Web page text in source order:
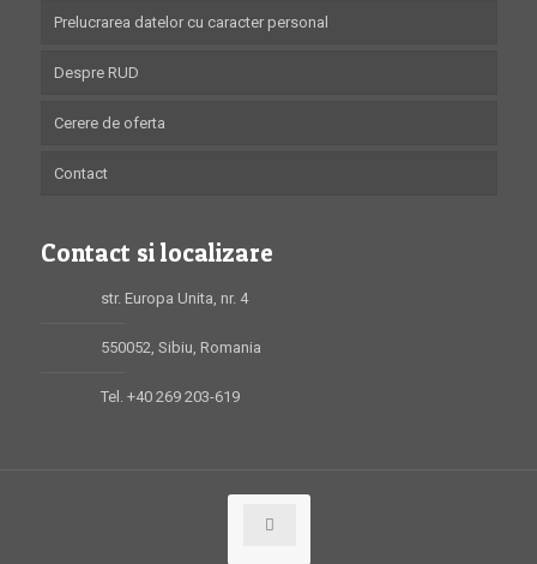
Prelucrarea datelor cu caracter personal
Despre RUD
Cerere de oferta
Contact
Contact si localizare
str. Europa Unita, nr. 4
550052, Sibiu, Romania
Tel. +40 269 203-619